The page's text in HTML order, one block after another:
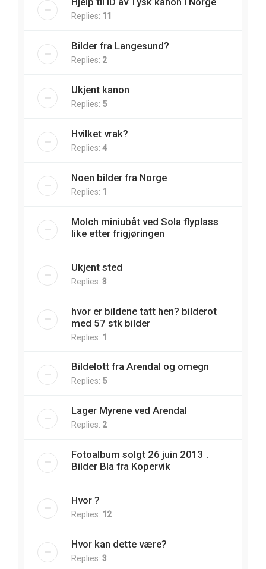
Replies: 11
Bilder fra Langesund?
Replies: 2
Ukjent kanon
Replies: 5
Hvilket vrak?
Replies: 4
Noen bilder fra Norge
Replies: 1
Molch miniubåt ved Sola flyplass
like etter frigjøringen
Ukjent sted
Replies: 3
hvor er bildene tatt hen? bilderot
med 57 stk bilder
Replies: 1
Bildelott fra Arendal og omegn
Replies: 5
Lager Myrene ved Arendal
Replies: 2
Fotoalbum solgt 26 juin 2013 .
Bilder Bla fra Kopervik
Hvor ?
Replies: 12
Hvor kan dette være?
Replies: 3